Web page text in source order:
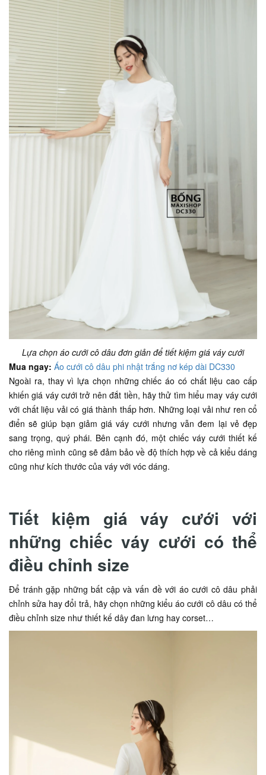
Lựa chọn áo cưới cô dâu đơn giản để tiết kiệm giá váy cưới
Mua ngay: Áo cưới cô dâu phi nhật trắng nơ kép dài DC330
Ngoài ra, thay vì lựa chọn những chiếc áo có chất liệu cao cấp
khiến giá váy cưới trở nên đắt tiền, hãy thử tìm hiểu may váy cưới
với chất liệu vải có giá thành thấp hơn. Những loại vải như ren cổ
điển sẽ giúp bạn giảm giá váy cưới nhưng vẫn đem lại vẻ đẹp
sang trọng, quý phái. Bên cạnh đó, một chiếc váy cưới thiết kế
cho riêng mình cũng sẽ đảm bảo về độ thích hợp về cả kiểu dáng
cũng như kích thước của váy với vóc dáng.
Tiết kiệm giá váy cưới với
những chiếc váy cưới có thể
điều chỉnh size
Để tránh gặp những bất cập và vấn đề với áo cưới cô dâu phải
chỉnh sửa hay đổi trả, hãy chọn những kiểu áo cưới cô dâu có thể
điều chỉnh size như thiết kế dây đan lưng hay corset…